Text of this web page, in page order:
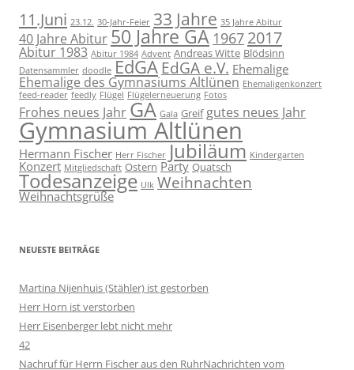
11.Juni 23.12. 30-Jahr-Feier 33 Jahre 35 Jahre Abitur
40 Jahre Abitur 50 Jahre GA 1967 2017
Abitur 1983 Abitur 1984 Advent Andreas Witte Blödsinn
Datensammler doodle EdGA EdGA e.V. Ehemalige
Ehemalige des Gymnasiums Altlünen Ehemaligenkonzert
feed-reader feedly Flügel Flügelerneuerung Fotos
Frohes neues JahrGA Gala Greif gutes neues Jahr
Gymnasium Altlünen
Hermann Fischer Herr Fischer Jubiläum Kindergarten
Konzert Mitgliedschaft Ostern Party Quatsch
Todesanzeige Ulk Weihnachten
Weihnachtsgrüße
NEUESTE BEITRÄGE
Martina Nijenhuis (Stähler) ist gestorben
Herr Horn ist verstorben
Herr Eisenberger lebt nicht mehr
42
Nachruf für Herrn Fischer aus den RuhrNachrichten vom